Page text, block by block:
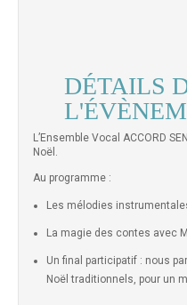
DÉTAILS
L’Ensemble Vocal ACCORD
Noël.
Au programme :
Les mélodies
La magie des contes avec
Un final participatif : nous
Noël traditionnels, pour un